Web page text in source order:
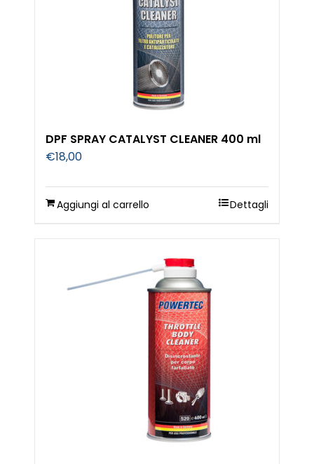
DPF SPRAY CATALYST CLEANER 400 ml
€18,00
Aggiungi al carrello Dettagli